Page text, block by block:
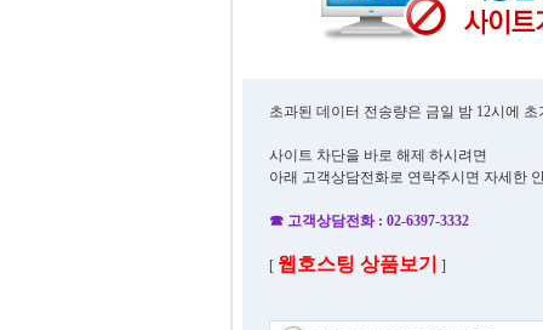
초과된 데이터 전송량은 금일 밤 12시에
사이트 차단을 바로 해제 하시려면
아래 고객상담전화로 연락주시면 자세한
☎ 고객상담전화 : 02-6397-3332
[ 웹호스팅 상품보기 ]